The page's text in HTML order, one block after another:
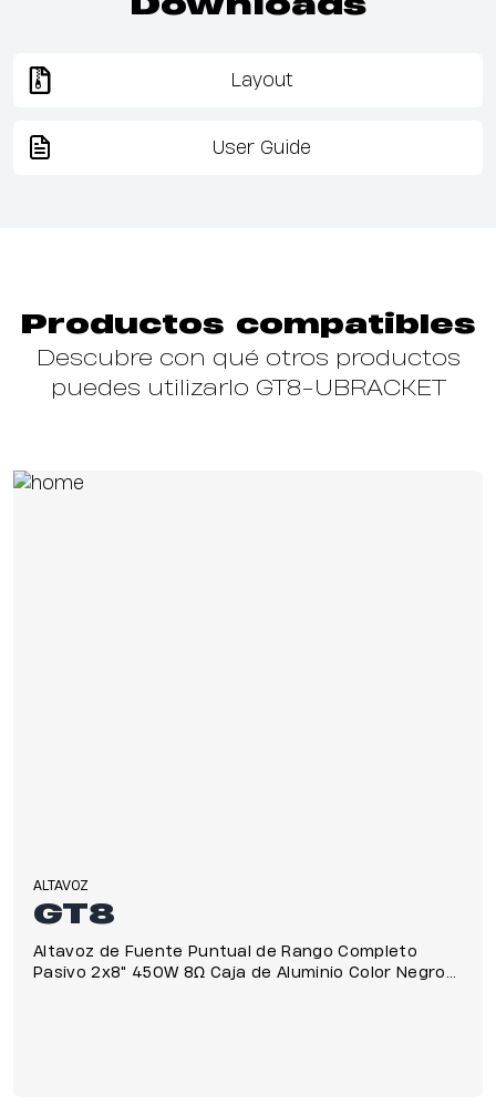
Downloads
Layout
User Guide
Productos compatibles
Descubre con qué otros productos
puedes utilizarlo GT8-UBRACKET
ALTAVOZ
GT8
Altavoz de Fuente Puntual de Rango Completo
Pasivo 2x8" 450W 8Ω Caja de Aluminio Color Negro